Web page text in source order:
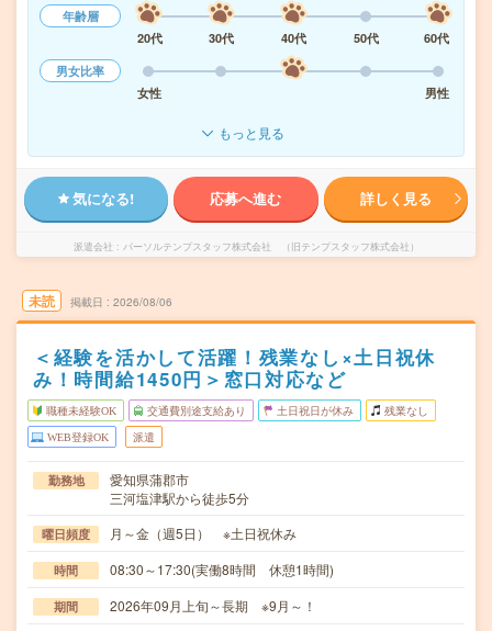
年齢層
20代
30代 40代 50代
60代
男女比率
女性
男性
もっと見る
気になる! 応募へ進む 詳しく見る
派遣会社 パーソルテンプスタッフ株式会社 （旧テンプスタッフ株式会社）
未読 掲載日 2026/08/06
＜経験を活かして活躍！残業なし×土日祝休
み！時間給1450円＞窓口対応など
職種未経験OK 交通費別途支給あり 土日祝日が休み 残業なし
WEB登録OK 派遣
勤務地
愛知県蒲郡市
三河塩津駅から徒歩5分
曜日頻度 月～金（週5日） ※土日祝休み
時間 08:30～17:30(実働8時間 休憩1時間)
期間 2026年09月上旬～長期 ※9月～！